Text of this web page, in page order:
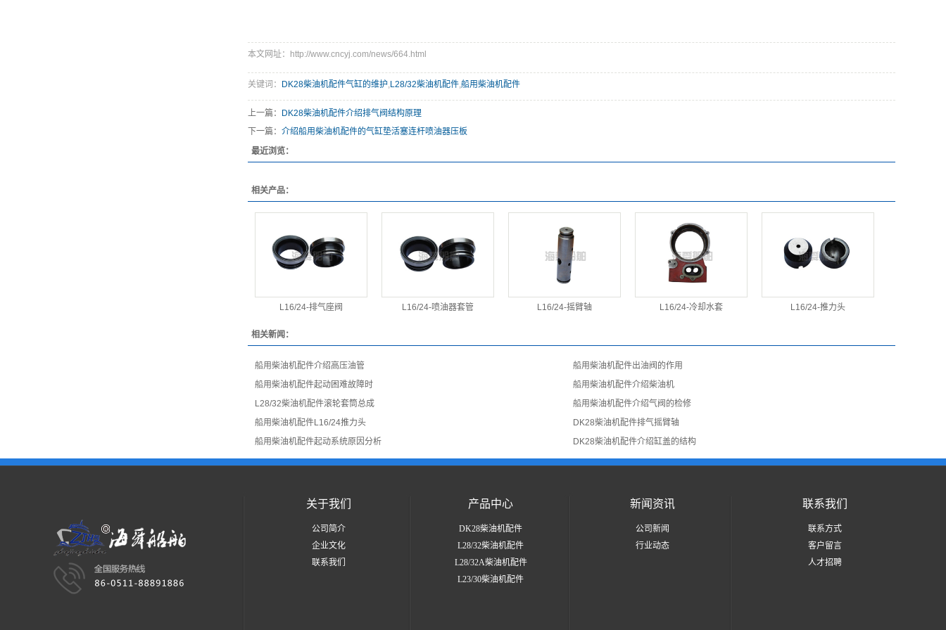
本文网址：http://www.cncyj.com/news/664.html
关键词： DK28柴油机配件气缸的维护,L28/32柴油机配件,船用柴油机配件
上一篇：
DK28柴油机配件介绍排气阀结构原理
下一篇： 介绍船用柴油机配件的气缸垫活塞连杆喷油器压板
最近浏览：
相关产品：
L16/24-排气座阀 L16/24-喷油器套管 L16/24-摇臂轴 L16/24-冷却水套 L16/24-推力头
相关新闻：
船用柴油机配件介绍高压油管
船用柴油机配件出油阀的作用
船用柴油机配件起动困难故障时
船用柴油机配件介绍柴油机
L28/32柴油机配件滚轮套筒总成
船用柴油机配件介绍气阀的检修
船用柴油机配件L16/24推力头
DK28柴油机配件排气摇臂轴
船用柴油机配件起动系统原因分析
DK28柴油机配件介绍缸盖的结构
关于我们
公司简介
企业文化
联系我们
产品中心
DK28柴油机配件
L28/32柴油机配件
L28/32A柴油机配件
L23/30柴油机配件
新闻资讯
公司新闻
行业动态
联系我们
联系方式
客户留言
人才招聘